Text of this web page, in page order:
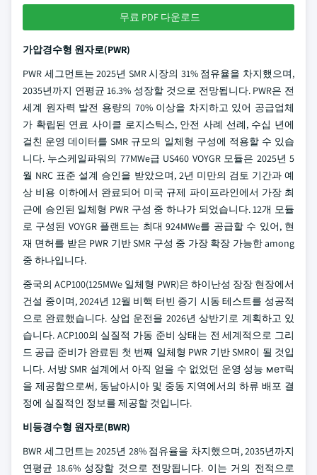
무료 PDF 다운로드
가압경수형 원자로(PWR)
PWR 세그먼트는 2025년 SMR 시장의 31% 점유율을 차지했으며,
2035년까지 연평균 16.3% 성장할 것으로 전망됩니다. PWR은 전
세계 원자력 발전 용량의 70% 이상을 차지하고 있어 공급업체
가 확립된 연료 사이클 로지스틱스, 안전 사례 선례, 수십 년에
걸친 운영 데이터를 SMR 규모의 일체형 구성에 적용할 수 있습
니다. 누스케일파워의 77MWe급 US460 VOYGR 모듈은 2025년 5
월 NRC 표준 설계 승인을 받았으며, 2년 미만의 검토 기간과 예
상 비용 이하에서 완료되어 미국 규제 파이프라인에서 가장 최
근에 승인된 일체형 PWR 구성 중 하나가 되었습니다. 12개 모듈
로 구성된 VOYGR 플랜트는 최대 924MWe를 공급할 수 있어, 현
재 면허를 받은 PWR 기반 SMR 구성 중 가장 확장 가능한 among
중 하나입니다.
중국의 ACP100(125MWe 일체형 PWR)은 하이난성 장장 현장에서
건설 중이며, 2024년 12월 비핵 터빈 증기 시동 테스트를 성공적
으로 완료했습니다. 상업 운전을 2026년 상반기로 계획하고 있
습니다. ACP100의 실질적 가동 준비 상태는 전 세계적으로 그리
드 공급 준비가 완료된 첫 번째 일체형 PWR 기반 SMR이 될 것입
니다. 서방 SMR 설계에서 아직 얻을 수 없었던 운영 성능 мет릭
을 제공함으로써, 동남아시아 및 중동 지역에서의 하류 배포 결
정에 실질적인 정보를 제공할 것입니다.
비등경수형 원자로(BWR)
BWR 세그먼트는 2025년 28% 점유율을 차지했으며, 2035년까지
연평균 18.6% 성장할 것으로 전망됩니다. 이는 거의 전적으로